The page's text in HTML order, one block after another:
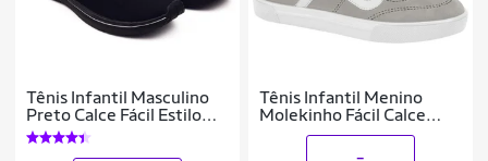
Tênis Infantil Masculino
Preto Calce Fácil Estilo
Confort Esporte sem
Cadarço
Tênis Infantil Menino
Molekinho Fácil Calce
Original